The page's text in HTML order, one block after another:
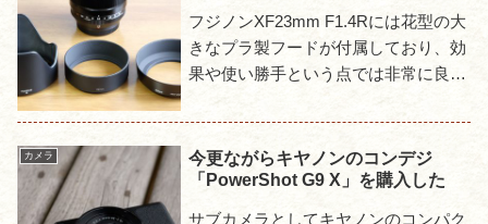
フジノンXF23mm F1.4Rには花型の大
きなプラ製フードが付属しており、効
果や使い勝手という点では非常に良く
在感も大きく、スナップ撮影にはフー
ドがやたら目立ったり...
カメラ
今更ながらキヤノンのコンデジ
「PowerShot G9 X」を購入した
サブカメラとしてキヤノンのコンパク